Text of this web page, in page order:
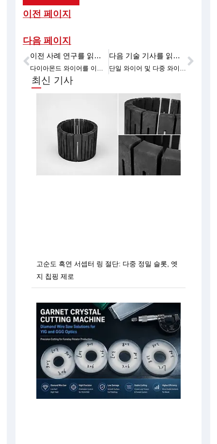
이전 페이지
다음 페이지
이전 이전 사례 연구를 읽어보세요
다이아몬드 와이어를 이용한 흑연 절단의 장점
다음 기술 기사를 읽어보세요
단일 와이어 및 다중 와이어 다이아몬드 와이어 절단기: 단방향 절단 및 양방향 절단 다음
최신 기사
고순도 흑연 서셉터 링 절단: 다중 정밀 슬롯, 엣
지 칩핑 제로